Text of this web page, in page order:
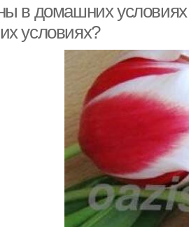
в домашних
условиях?